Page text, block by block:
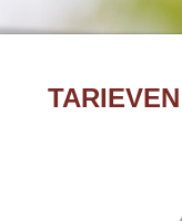
ACUPUNCTUUR
TARIEVEN &